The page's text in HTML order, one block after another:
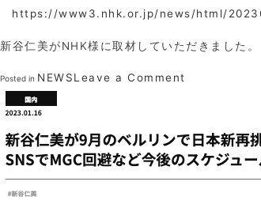
本
録
に
ず
【ヒ
ュ
ー
https://www3.nhk.or.jp/news/html/
新谷仁美がNHK様に取材していただきました。
Posted in NEWSLeave a Comment
美
ヒ